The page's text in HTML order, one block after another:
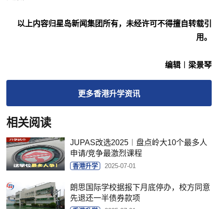
以上内容归星岛新闻集团所有，未经许可不得擅自转载引
用。
编辑︱梁景琴
更多香港升学资讯
相关阅读
JUPAS改选2025︱盘点岭大10个最多人
申请/竞争最激烈课程
香港升学 2025-07-01
朗思国际学校据报下月底停办，校方同意
先退还一半债券款项